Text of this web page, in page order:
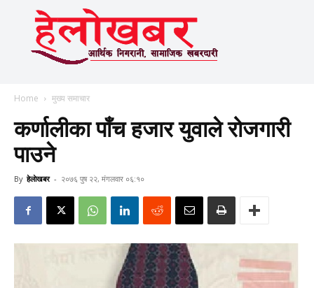
Home मुख्य समाचार
कर्णालीका पाँच हजार युवाले रोजगारी
पाउने
By हेलाेखबर - २०७६ पुष २२, मंगलवार ०६:१०